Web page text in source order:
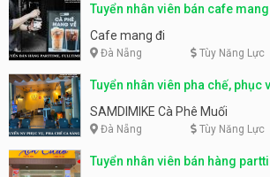
Tuyển nhân viên bán cafe
Cafe mang đi
Đà Nẵng Tùy Năng Lực
Tuyển nhân viên pha chế, phục
SAMDIMIKE Cà Phê Muối
Đà Nẵng Tùy Năng Lực
Tuyển nhân viên bán hàng